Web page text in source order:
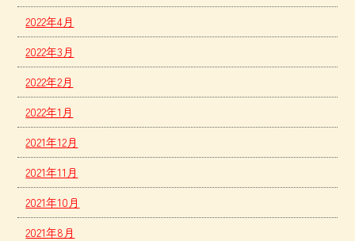
2022年4月
2022年3月
2022年2月
2022年1月
2021年12月
2021年11月
2021年10月
2021年8月